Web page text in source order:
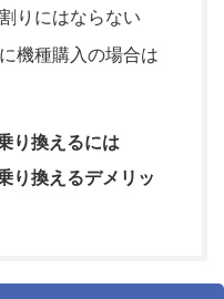
りにはならない
機種購入の場合は
り換えるには
り換えるデメリッ